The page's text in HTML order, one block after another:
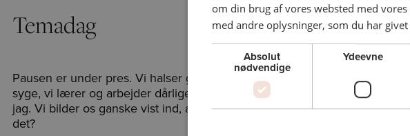
Temadag
Pausen er under pres. Vi halser gennem livet uden virkelig at stoppe op.
syge, vi lærer og arbejder dårligere – hele vores kognitive potentiale lider
jag. Vi bilder os ganske vist ind, at vi stopper op og giver plads til os selv,
det?
om din brug af vores websted med
med andre oplysninger, som du har
Absolut
nødvendige
Ydeevne